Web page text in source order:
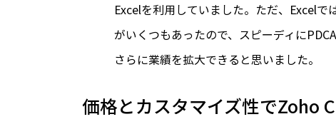
Excelを利用していました。ただ、Excel
がいくつもあったので、スピーディに
さらに業績を拡大できると思いました。
価格とカスタマイズ性でZoho